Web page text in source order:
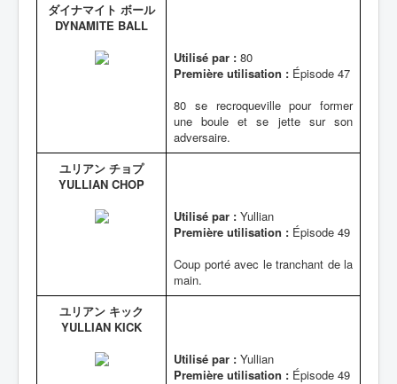
ダイナマイト ボール
DYNAMITE BALL
Utilisé par : 80
Première utilisation : Épisode 47
80 se recroqueville pour former
une boule et se jette sur son
adversaire.
ユリアン チョプ
YULLIAN CHOP
Utilisé par : Yullian
Première utilisation : Épisode 49
Coup porté avec le tranchant de la
main.
ユリアン キック
YULLIAN KICK
Utilisé par : Yullian
Première utilisation : Épisode 49